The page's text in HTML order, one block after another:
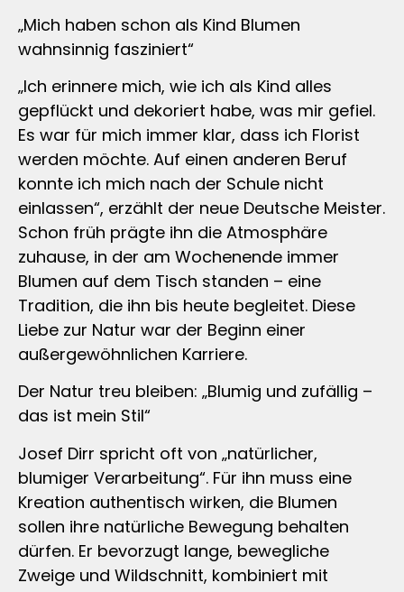
„Mich haben schon als Kind Blumen
wahnsinnig fasziniert“
„Ich erinnere mich, wie ich als Kind alles
gepflückt und dekoriert habe, was mir gefiel.
Es war für mich immer klar, dass ich Florist
werden möchte. Auf einen anderen Beruf
konnte ich mich nach der Schule nicht
einlassen“, erzählt der neue Deutsche Meister.
Schon früh prägte ihn die Atmosphäre
zuhause, in der am Wochenende immer
Blumen auf dem Tisch standen – eine
Tradition, die ihn bis heute begleitet. Diese
Liebe zur Natur war der Beginn einer
außergewöhnlichen Karriere.
Der Natur treu bleiben: „Blumig und zufällig –
das ist mein Stil“
Josef Dirr spricht oft von „natürlicher,
blumiger Verarbeitung“. Für ihn muss eine
Kreation authentisch wirken, die Blumen
sollen ihre natürliche Bewegung behalten
dürfen. Er bevorzugt lange, bewegliche
Zweige und Wildschnitt, kombiniert mit